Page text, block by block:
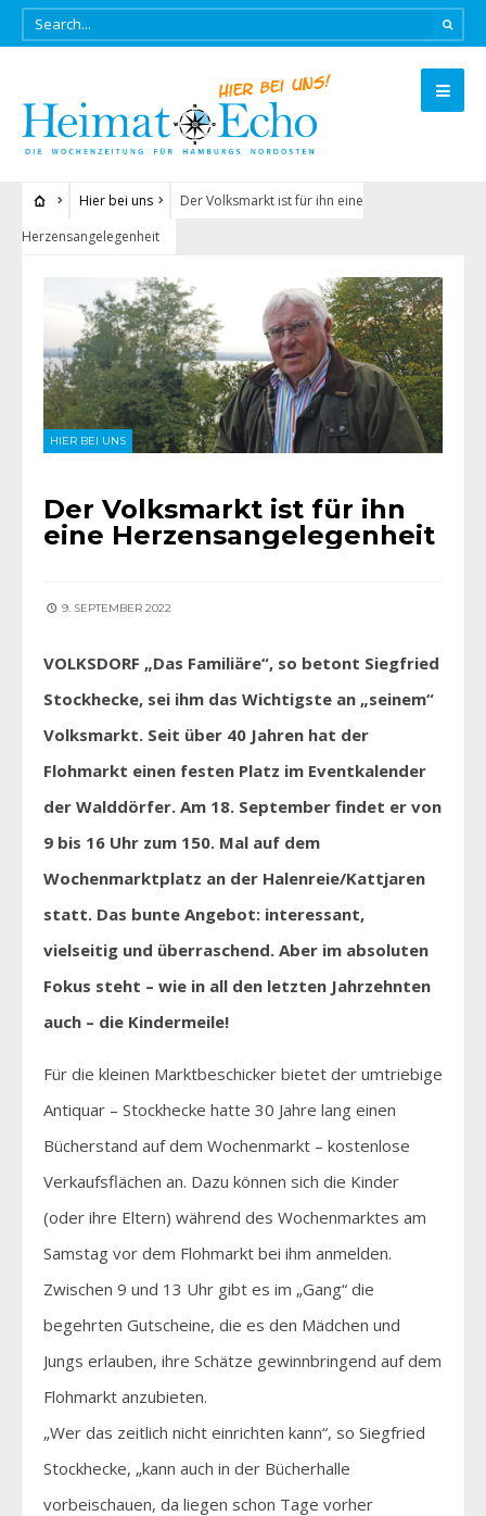
Hier bei uns
Der Volksmarkt ist für ihn eine
Herzensangelegenheit
HIER BEI UNS
Der Volksmarkt ist für ihn
eine Herzensangelegenheit
9. SEPTEMBER 2022
VOLKSDORF „Das Familiäre“, so betont Siegfried
Stockhecke, sei ihm das Wichtigste an „seinem“
Volksmarkt. Seit über 40 Jahren hat der
Flohmarkt einen festen Platz im Eventkalender
der Walddörfer. Am 18. September findet er von
9 bis 16 Uhr zum 150. Mal auf dem
Wochenmarktplatz an der Halenreie/Kattjaren
statt. Das bunte Angebot: interessant,
vielseitig und überraschend. Aber im absoluten
Fokus steht – wie in all den letzten Jahrzehnten
auch – die Kindermeile!
Für die kleinen Marktbeschicker bietet der umtriebige
Antiquar – Stockhecke hatte 30 Jahre lang einen
Bücherstand auf dem Wochenmarkt – kostenlose
Verkaufsflächen an. Dazu können sich die Kinder
(oder ihre Eltern) während des Wochenmarktes am
Samstag vor dem Flohmarkt bei ihm anmelden.
Zwischen 9 und 13 Uhr gibt es im „Gang“ die
begehrten Gutscheine, die es den Mädchen und
Jungs erlauben, ihre Schätze gewinnbringend auf dem
Flohmarkt anzubieten.
„Wer das zeitlich nicht einrichten kann“, so Siegfried
Stockhecke, „kann auch in der Bücherhalle
vorbeischauen, da liegen schon Tage vorher